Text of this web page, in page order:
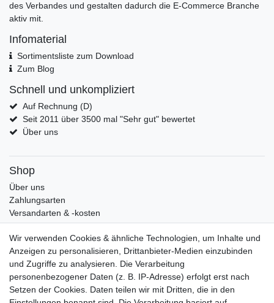
des Verbandes und gestalten dadurch die E-Commerce Branche
aktiv mit.
Infomaterial
Sortimentsliste zum Download
Zum Blog
Schnell und unkompliziert
Auf Rechnung (D)
Seit 2011 über 3500 mal "Sehr gut" bewertet
Über uns
Shop
Über uns
Zahlungsarten
Versandarten & -kosten
Widerrufsrecht
Warenkorb
Zur Kasse
Mein Konto
Kundenkonto eröffnen
Wir verwenden Cookies & ähnliche Technologien, um Inhalte und
Anzeigen zu personalisieren, Drittanbieter-Medien einzubinden
und Zugriffe zu analysieren. Die Verarbeitung
personenbezogener Daten (z. B. IP-Adresse) erfolgt erst nach
Setzen der Cookies. Daten teilen wir mit Dritten, die in den